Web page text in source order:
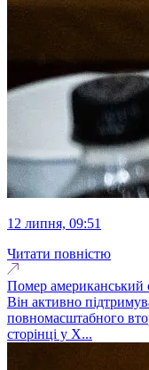
12 липня, 09:51
Читати повністю
Помер американський
Він активно
повномасштабного
сторінці у Х...